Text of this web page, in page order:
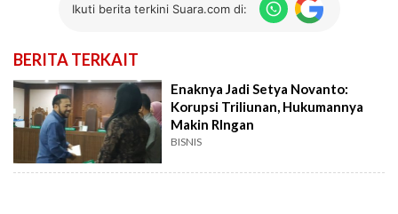
Ikuti berita terkini Suara.com di:
BERITA TERKAIT
Enaknya Jadi Setya Novanto:
Korupsi Triliunan, Hukumannya
Makin RIngan
BISNIS